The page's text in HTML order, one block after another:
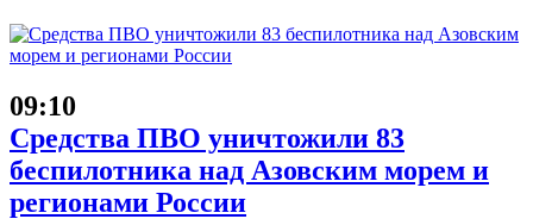
09:10
Средства ПВО уничтожили 83
беспилотника над Азовским морем и
регионами России